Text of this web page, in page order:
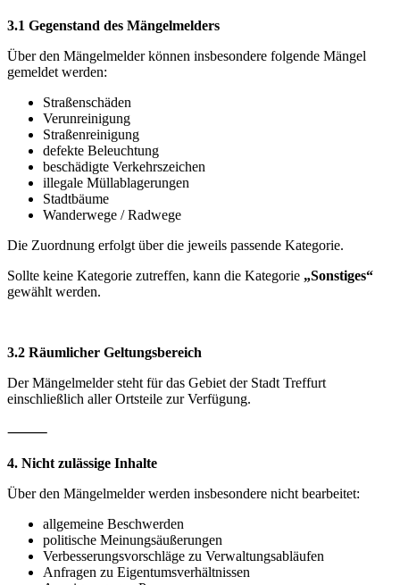
3.1 Gegenstand des Mängelmelders
Über den Mängelmelder können insbesondere folgende Mängel
gemeldet werden:
Straßenschäden
Verunreinigung
Straßenreinigung
defekte Beleuchtung
beschädigte Verkehrszeichen
illegale Müllablagerungen
Stadtbäume
Wanderwege / Radwege
Die Zuordnung erfolgt über die jeweils passende Kategorie.
Sollte keine Kategorie zutreffen, kann die Kategorie „Sonstiges“
gewählt werden.
3.2 Räumlicher Geltungsbereich
Der Mängelmelder steht für das Gebiet der Stadt Treffurt
einschließlich aller Ortsteile zur Verfügung.
⸻
4. Nicht zulässige Inhalte
Über den Mängelmelder werden insbesondere nicht bearbeitet:
allgemeine Beschwerden
politische Meinungsäußerungen
Verbesserungsvorschläge zu Verwaltungsabläufen
Anfragen zu Eigentumsverhältnissen